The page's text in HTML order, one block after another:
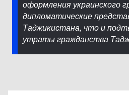
оформления украинского
дипломатические
Таджикистана, что и
утраты гражданства